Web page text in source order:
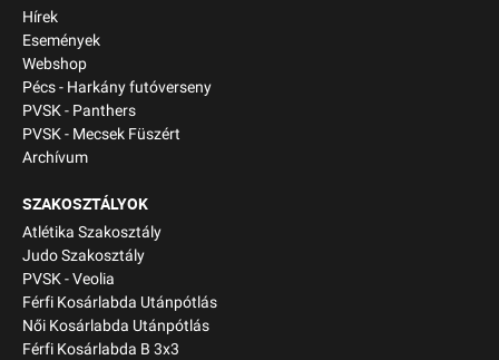
Hírek
Események
Webshop
Pécs - Harkány futóverseny
PVSK - Panthers
PVSK - Mecsek Füszért
Archívum
SZAKOSZTÁLYOK
Atlétika Szakosztály
Judo Szakosztály
PVSK - Veolia
Férfi Kosárlabda Utánpótlás
Női Kosárlabda Utánpótlás
Férfi Kosárlabda B 3x3